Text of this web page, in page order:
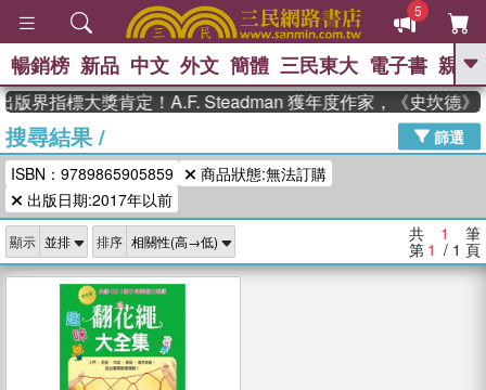
5
GO
高希均教授回憶錄
、 The Odyssey 、 父親節 、 如果歷
史是一群喵 、 暑期推薦
登輝時代 、 數學女孩：黎曼猜想 、
偉大的迷走神經
暢銷榜 新品 中文 外文 簡體 三民東大 電子書 親子
版界指標大獎肯定！A.F. Steadman 獲年度作家，《史坎德》
搜尋結果/
篩選
ISBN：9789865905859
商品狀態:無法訂購
出版日期:2017年以前
顯示 排序 共 1 筆
第 1 / 1 頁